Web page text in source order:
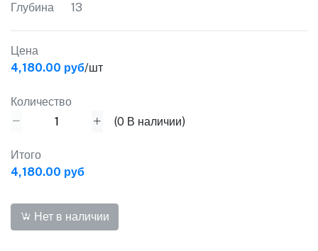
Глубина
13
Цена
4,180.00 руб/шт
Количество
(0 В наличии)
Итого
4,180.00 руб
Нет в наличии